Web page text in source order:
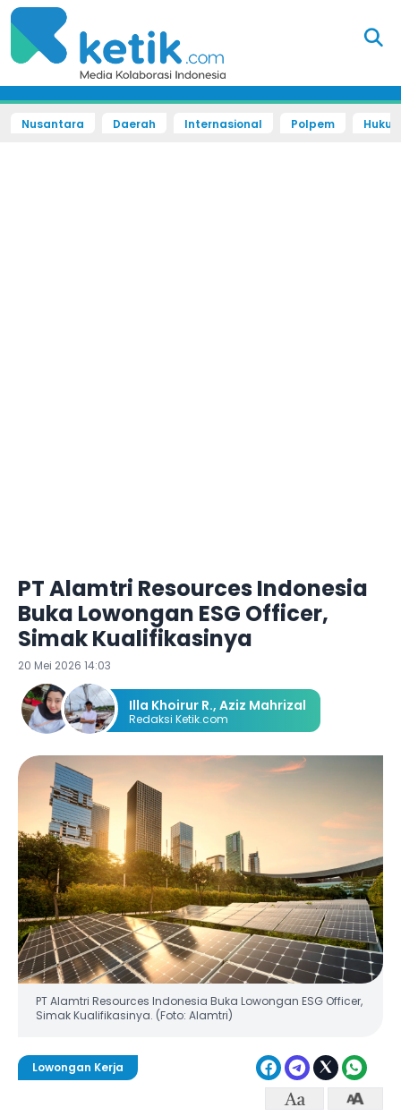
Nusantara Daerah Internasional Polpem
PT Alamtri Resources Indonesia
Buka Lowongan ESG Officer,
Simak Kualifikasinya
20 Mei 2026 14:03
Illa Khoirur R., Aziz Mahrizal
Redaksi Ketik.com
PT Alamtri Resources Indonesia Buka Lowongan ESG Officer,
Simak Kualifikasinya. (Foto: Alamtri)
Lowongan Kerja